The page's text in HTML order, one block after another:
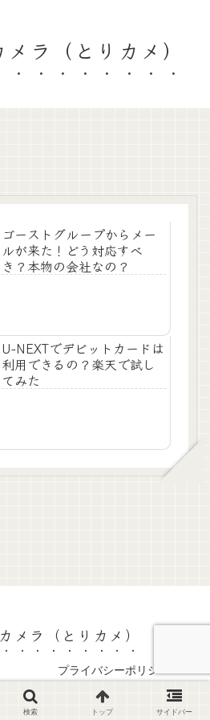
ラ（とりカメ）
ゴーストグループからメー
ルが来た！どう対応すべ
き？本物の会社なの？
U-NEXTでデビットカードは
利用できるの？楽天で試し
てみた
メラ（とりカメ）
プライバシーポリシー
えずカメラ（とりカメ）.
検索 トップ サイドバー